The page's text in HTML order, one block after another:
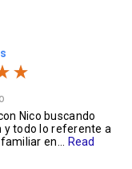
Nico buscando
y todo lo referente a
en... Read